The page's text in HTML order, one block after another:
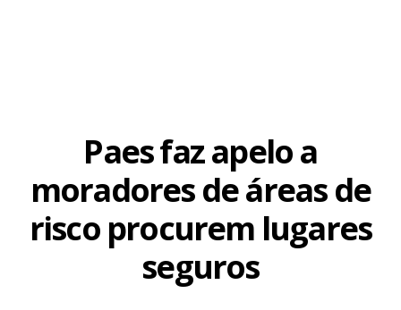
Paes faz apelo a
moradores de áreas de
risco procurem lugares
seguros